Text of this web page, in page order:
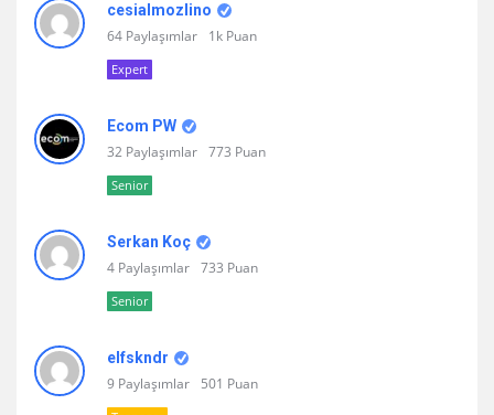
cesialmozlino
64 Paylaşımlar 1k Puan
Expert
Ecom PW
32 Paylaşımlar 773 Puan
Senior
Serkan Koç
4 Paylaşımlar 733 Puan
Senior
elfskndr
9 Paylaşımlar 501 Puan